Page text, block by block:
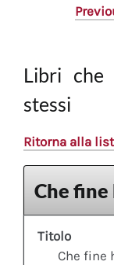
Libri che
stessi
Ritorna alla
Che fine
Titolo
Che fine